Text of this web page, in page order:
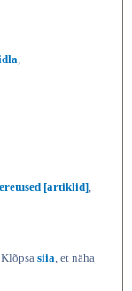
,
[artiklid],
siia, et näha